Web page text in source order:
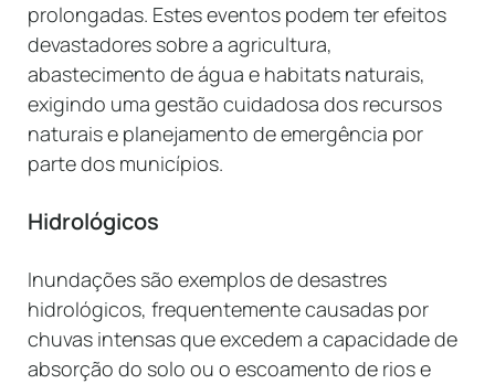
prolongadas. Estes eventos podem ter efeitos
devastadores sobre a agricultura,
abastecimento de água e habitats naturais,
exigindo uma gestão cuidadosa dos recursos
naturais e planejamento de emergência por
parte dos municípios.
Hidrológicos
Inundações são exemplos de desastres
hidrológicos, frequentemente causadas por
chuvas intensas que excedem a capacidade de
absorção do solo ou o escoamento de rios e